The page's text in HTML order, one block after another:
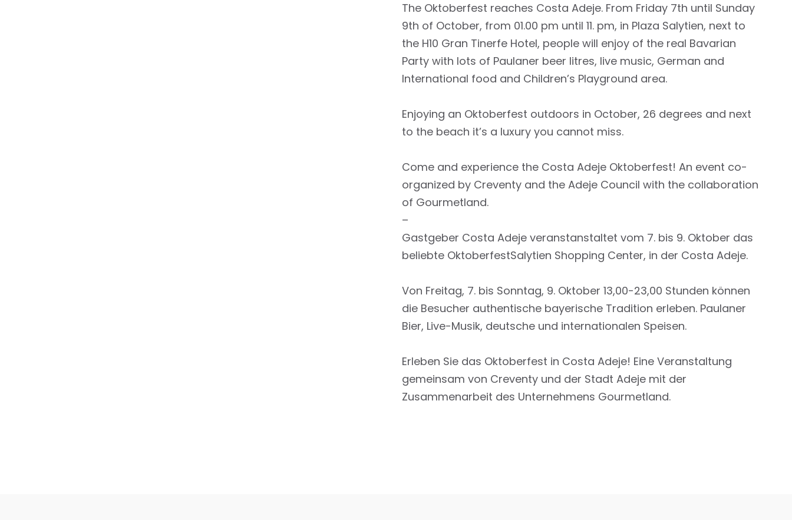
The Oktoberfest reaches Costa Adeje. From Friday 7th until Sunday
9th of October, from 01.00 pm until 11. pm, in Plaza Salytien, next to
the H10 Gran Tinerfe Hotel, people will enjoy of the real Bavarian
Party with lots of Paulaner beer litres, live music, German and
International food and Children’s Playground area.
Enjoying an Oktoberfest outdoors in October, 26 degrees and next
to the beach it’s a luxury you cannot miss.
Come and experience the Costa Adeje Oktoberfest! An event co-
organized by Creventy and the Adeje Council with the collaboration
of Gourmetland.
–
Gastgeber Costa Adeje veranstanstaltet vom 7. bis 9. Oktober das
beliebte OktoberfestSalytien Shopping Center, in der Costa Adeje.
Von Freitag, 7. bis Sonntag, 9. Oktober 13,00-23,00 Stunden können
die Besucher authentische bayerische Tradition erleben. Paulaner
Bier, Live-Musik, deutsche und internationalen Speisen.
Erleben Sie das Oktoberfest in Costa Adeje! Eine Veranstaltung
gemeinsam von Creventy und der Stadt Adeje mit der
Zusammenarbeit des Unternehmens Gourmetland.